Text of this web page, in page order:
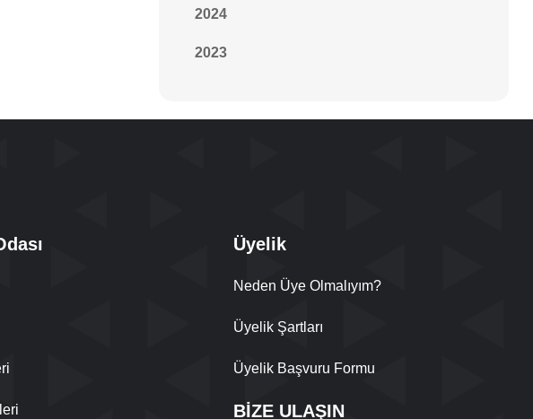
2024
2023
Üyelik
Neden Üye Olmalıyım?
Üyelik Şartları
Üyelik Başvuru Formu
BİZE ULAŞIN